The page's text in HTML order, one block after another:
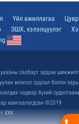
Үйл ажиллагаа
ЭШХ, хэлэлцүүлэг
салбарт эрдэм
монгол судлал болон
чадвар бүхий
хамгаалагдсан ©2019
ХХК